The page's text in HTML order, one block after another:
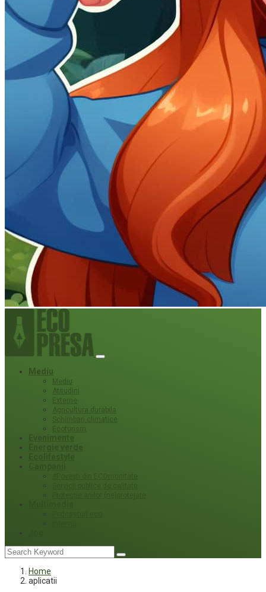
Mediu
Mediu
Atitudini
Externe
Agricultura durabila
Schimbari climatice
Ecoturism
Home
aplicatii